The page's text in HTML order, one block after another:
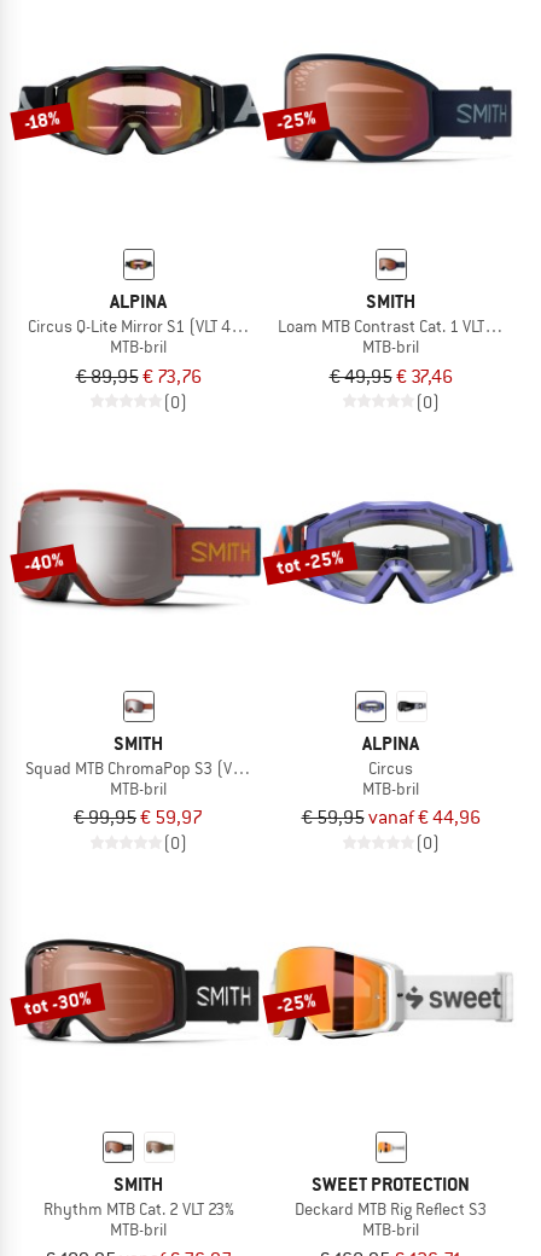
-18%
ALPINA
Circus Q-Lite Mirror S1 (VLT 48%) + Clear S0
MTB-bril
€ 89,95€ 73,76
(0)
-25%
SMITH
Loam MTB Contrast Cat. 1 VLT 50%
MTB-bril
€ 49,95€ 37,46
(0)
-40%
SMITH
Squad MTB ChromaPop S3 (VLT 13%) + S0 (VLT 90%)
MTB-bril
€ 99,95€ 59,97
(0)
tot -25%
ALPINA
Circus
MTB-bril
€ 59,95vanaf € 44,96
(0)
tot -30%
SMITH
Rhythm MTB Cat. 2 VLT 23%
MTB-bril
-25%
SWEET PROTECTION
Deckard MTB Rig Reflect S3
MTB-bril